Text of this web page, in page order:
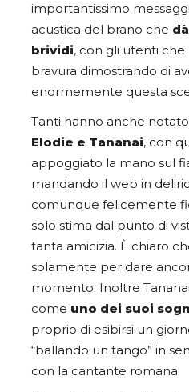
importantissimo
acustica del brano che
brividi, con gli utenti
bravura dimostrando di
enormemente questa
Tanti hanno anche
Elodie e Tananai, con
appoggiato la mano sul
mandando il web in
comunque felicemente
solo stima dal punto di
tanta amicizia. È chiaro
solamente per dare
momento. Inoltre
come uno dei suoi
proprio di esibirsi un
“ballando un tango” in
con la cantante romana.